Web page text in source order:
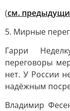
(см.
5. Мирные
Гарри
переговоры
нет. У России
надёжным
Владимир